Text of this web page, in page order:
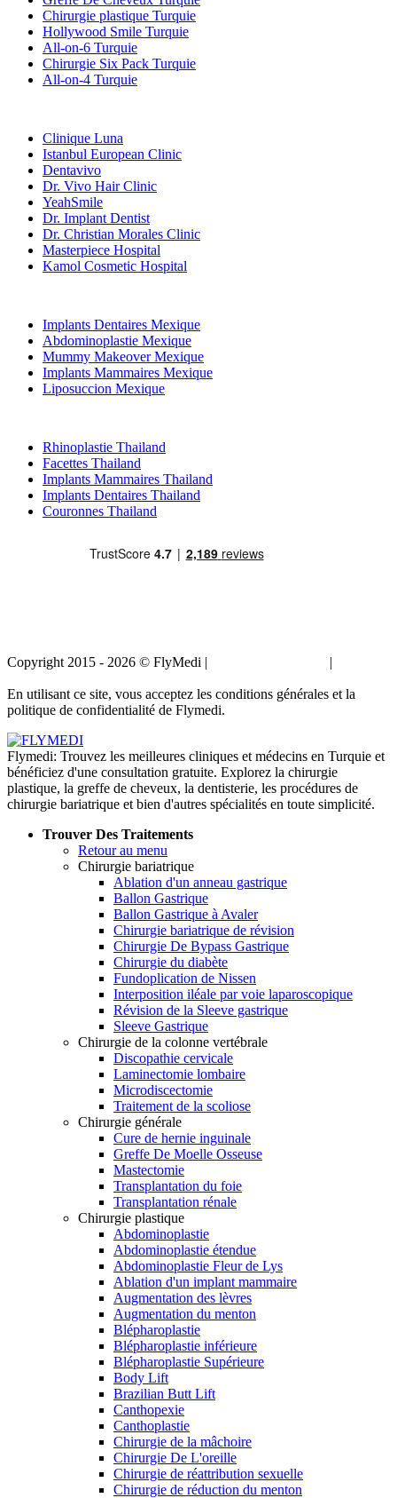
Chirurgie plastique Turquie
Hollywood Smile Turquie
All-on-6 Turquie
Chirurgie Six Pack Turquie
All-on-4 Turquie
Clinique Luna
Istanbul European Clinic
Dentavivo
Dr. Vivo Hair Clinic
YeahSmile
Dr. Implant Dentist
Dr. Christian Morales Clinic
Masterpiece Hospital
Kamol Cosmetic Hospital
Implants Dentaires Mexique
Abdominoplastie Mexique
Mummy Makeover Mexique
Implants Mammaires Mexique
Liposuccion Mexique
Rhinoplastie Thailand
Facettes Thailand
Implants Mammaires Thailand
Implants Dentaires Thailand
Couronnes Thailand
Copyright 2015 - 2026 © FlyMedi | |
En utilisant ce site, vous acceptez les conditions générales et la
politique de confidentialité de Flymedi.
Flymedi: Trouvez les meilleures cliniques et médecins en Turquie et
bénéficiez d'une consultation gratuite. Explorez la chirurgie
plastique, la greffe de cheveux, la dentisterie, les procédures de
chirurgie bariatrique et bien d'autres spécialités en toute simplicité.
Trouver Des Traitements
Retour au menu
Chirurgie bariatrique
Ablation d'un anneau gastrique
Ballon Gastrique
Ballon Gastrique à Avaler
Chirurgie bariatrique de révision
Chirurgie De Bypass Gastrique
Chirurgie du diabète
Fundoplication de Nissen
Interposition iléale par voie laparoscopique
Révision de la Sleeve gastrique
Sleeve Gastrique
Chirurgie de la colonne vertébrale
Discopathie cervicale
Laminectomie lombaire
Microdiscectomie
Traitement de la scoliose
Chirurgie générale
Cure de hernie inguinale
Greffe De Moelle Osseuse
Mastectomie
Transplantation du foie
Transplantation rénale
Chirurgie plastique
Abdominoplastie
Abdominoplastie étendue
Abdominoplastie Fleur de Lys
Ablation d'un implant mammaire
Augmentation des lèvres
Augmentation du menton
Blépharoplastie
Blépharoplastie inférieure
Blépharoplastie Supérieure
Body Lift
Brazilian Butt Lift
Canthopexie
Canthoplastie
Chirurgie de la mâchoire
Chirurgie De L'oreille
Chirurgie de réattribution sexuelle
Chirurgie de réduction du menton